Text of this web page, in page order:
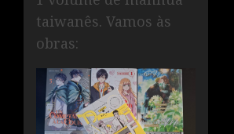
taiwanês. Vamos às
obras: